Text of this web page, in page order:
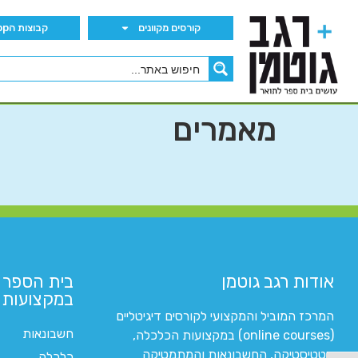
קורסים מקוונים קבוצות הWhatsApp
מאמרים
אודות רגב גוטמן
המרכז המוביל והמקצועי לקורסים דיגיטליים
(online courses) במקצועות הכלכלה,
סטטיסטיקה, החשבונאות והמתמטיקה
בית
במקצועות
חשבונאות